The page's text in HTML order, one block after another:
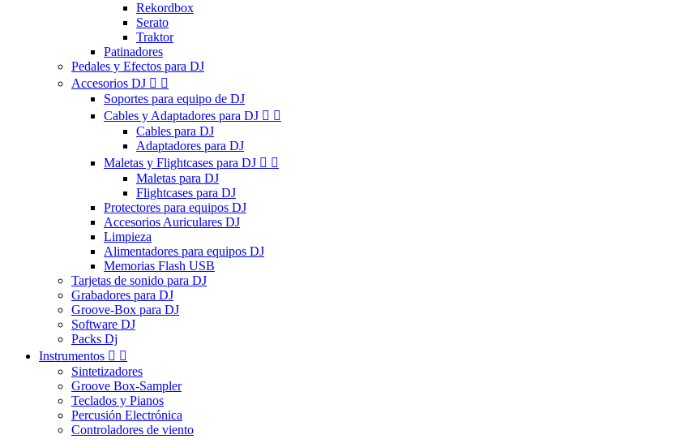
Rekordbox
Serato
Traktor
Patinadores
Pedales y Efectos para DJ
Accesorios DJ  
Soportes para equipo de DJ
Cables y Adaptadores para DJ  
Cables para DJ
Adaptadores para DJ
Maletas y Flightcases para DJ  
Maletas para DJ
Flightcases para DJ
Protectores para equipos DJ
Accesorios Auriculares DJ
Limpieza
Alimentadores para equipos DJ
Memorias Flash USB
Tarjetas de sonido para DJ
Grabadores para DJ
Groove-Box para DJ
Software DJ
Packs Dj
Instrumentos  
Sintetizadores
Groove Box-Sampler
Teclados y Pianos
Percusión Electrónica
Controladores de viento